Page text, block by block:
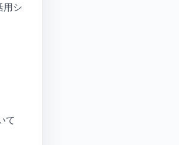
用シ
て